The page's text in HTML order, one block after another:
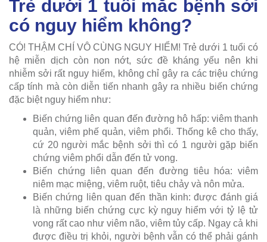
Trẻ dưới 1 tuổi mắc bệnh sởi
có nguy hiểm không?
CÓ! THẬM CHÍ VÔ CÙNG NGUY HIỂM! Trẻ dưới 1 tuổi có
hệ miễn dịch còn non nớt, sức đề kháng yếu nên khi
nhiễm sởi rất nguy hiểm, không chỉ gây ra các triệu chứng
cấp tính mà còn diễn tiến nhanh gây ra nhiều biến chứng
đặc biệt nguy hiểm như:
Biến chứng liên quan đến đường hô hấp: viêm thanh
quản, viêm phế quản, viêm phổi. Thống kê cho thấy,
cứ 20 người mắc bệnh sởi thì có 1 người gặp biến
chứng viêm phổi dẫn đến tử vong.
Biến chứng liên quan đến đường tiêu hóa: viêm
niêm mạc miệng, viêm ruột, tiêu chảy và nôn mửa.
Biến chứng liên quan đến thần kinh: được đánh giá
là những biến chứng cực kỳ nguy hiểm với tỷ lệ tử
vong rất cao như viêm não, viêm tủy cấp. Ngay cả khi
được điều trị khỏi, người bệnh vẫn có thể phải gánh